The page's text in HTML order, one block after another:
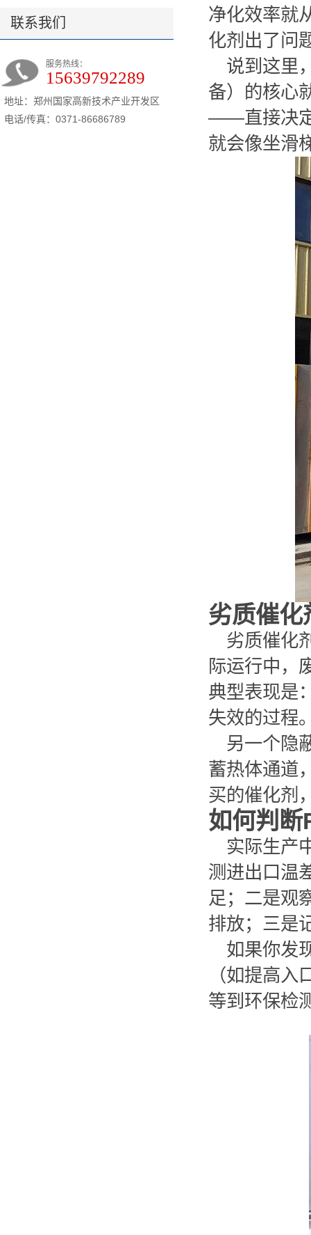
联系我们
服务热线：
15639792289
地址：郑州国家高新技术产业开发区
电话/传真：0371-86686789
净化效率就
化剂出了问
说到这里
备）的核心
——直接决定
就会像坐滑
劣质催化
劣质催化
际运行中，
典型表现是
失效的过程
另一个隐
蓄热体通道
买的催化剂
如何判断
实际生产
测进出口温
足；二是观
排放；三是
如果你发
（如提高
等到环保检